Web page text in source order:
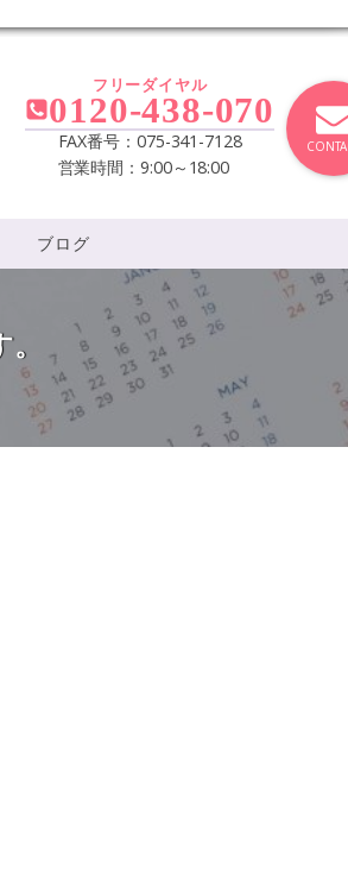
フリーダイヤル
0120-438-070
FAX番号：075-341-7128
営業時間：9:00～18:00
ブログ